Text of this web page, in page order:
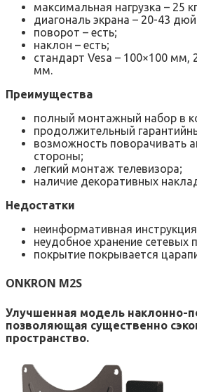
максимальная нагрузка – 25
диагональ экрана – 20-43
поворот – есть;
наклон – есть;
стандарт Vesa – 100×100 мм,
мм.
Преимущества
полный монтажный набор в
продолжительный
возможность поворачивать
стороны;
легкий монтаж телевизора;
наличие декоративных
Недостатки
неинформативная
неудобное хранение сетевых
покрытие покрывается
ONKRON M2S
Улучшенная модель наклонно-
позволяющая существенно
пространство.